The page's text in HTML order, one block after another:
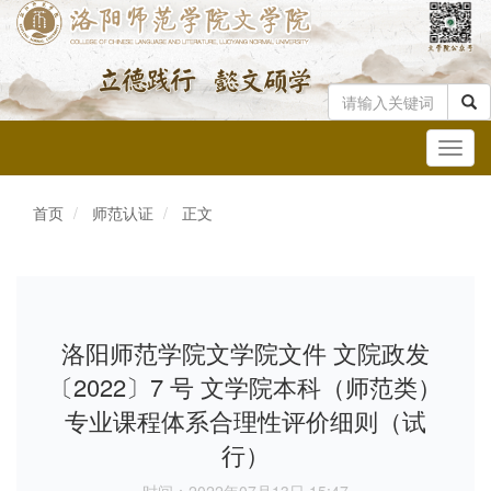
首页
师范认证 正文
洛阳师范学院文学院文件 文院政发
〔2022〕7 号 文学院本科（师范类）
专业课程体系合理性评价细则（试
行）